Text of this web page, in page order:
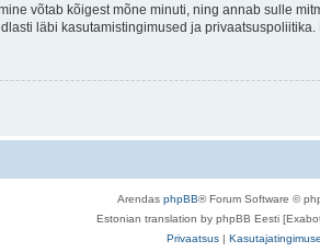
võtab kõigest mõne minuti, ning annab sulle
läbi kasutamistingimused ja
Arendas phpBB® Forum Software ©
Estonian translation by phpBB Eesti
Privaatsus |